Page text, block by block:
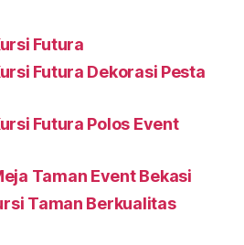
Futura
Futura Dekorasi Pesta
Futura Polos Event
Taman Event Bekasi
Taman Berkualitas